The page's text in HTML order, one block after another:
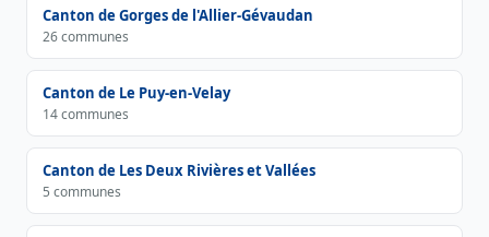
Canton de Gorges de l'Allier-Gévaudan
26 communes
Canton de Le Puy-en-Velay
14 communes
Canton de Les Deux Rivières et Vallées
5 communes